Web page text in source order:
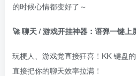
的时候心情都变好了～
🚀 聊天 / 游戏开挂神器：语弹一键上
玩梗人、游戏党直接狂喜！KK 键盘
直接把你的聊天效率拉满！